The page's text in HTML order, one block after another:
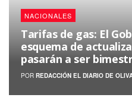
NACIONALES
Tarifas de gas: El
esquema de
pasarán a ser
POR REDACCIÓN EL DIARIO DE